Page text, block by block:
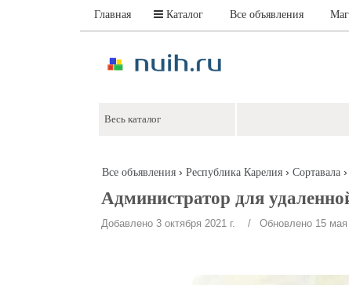
Главная Каталог Все объявления
Все объявления› Республика Карелия› Сортавала›
Администратор для
Добавлено 3 октября 2021 г. / Обновлено 15 мая